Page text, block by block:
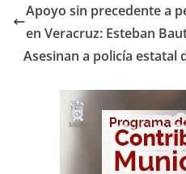
Apoyo sin precedente a
en Veracruz: Esteban
Asesinan a policía